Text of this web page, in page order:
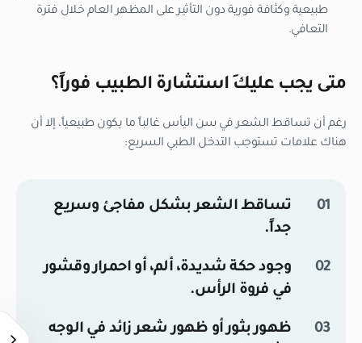
طبيعية وكثافة فورية دون التأثير على المظهر العام خلال فترة
التعافي.
متى يجب عليكِ استشارة الطبيب فوراً؟
رغم أن تساقط الشعر في سن اليأس غالباً ما يكون طبيعياً، إلا أن
هناك علامات تستوجب التدخل الطبي السريع:
تساقط الشعر بشكل مفاجئ وسريع
جداً.
وجود حكة شديدة، ألم، أو احمرار وقشور
في فروة الرأس.
ظهور بثور أو ظهور شعر زائد في الوجه